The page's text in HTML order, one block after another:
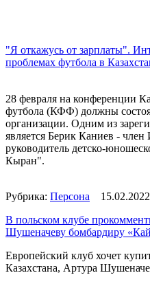
"Я откажусь от зарплаты".
проблемах футбола в
28 февраля на конференции
футбола (КФФ) должны
организации. Одним из
является Берик Каниев -
руководитель детско-
Кыран".
Рубрика: Персона 15.02.2022
В польском клубе
Шушеначеву бомбардиру
Европейский клуб хочет
Казахстана, Артура